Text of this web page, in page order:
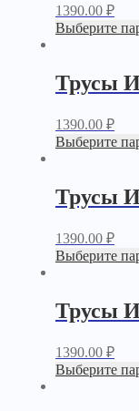
1390.00 ₽
Выберите
Трусы
1390.00 ₽
Выберите
Трусы
1390.00 ₽
Выберите
Трусы
1390.00 ₽
Выберите